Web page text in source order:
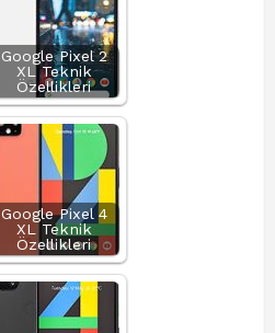
Google Pixel 2
XL Teknik
Özellikleri
Google Pixel 4
XL Teknik
Özellikleri